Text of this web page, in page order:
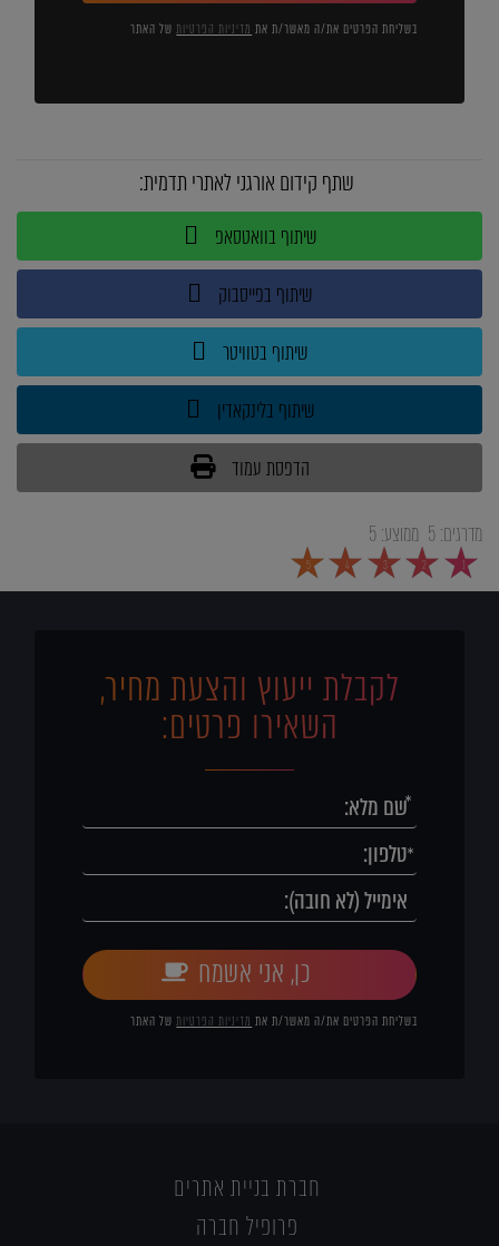
בשליחת הפרטים את/ה מאשר/ת את מדיניות הפרטיותשל האתר
שתף קידום אורגני לאתרי תדמית:
שיתוף בוואטסאפ
שיתוף בפייסבוק
שיתוף בטוויטר
שיתוף בלינקאדין
הדפסת עמוד
מדרגים:5 ממוצע:5
1
2
3
4
5
לקבלת ייעוץ והצעת מחיר,
השאירו פרטים:
כן, אני אשמח
בשליחת הפרטים את/ה מאשר/ת את מדיניות הפרטיותשל האתר
חברת בניית אתרים
פרופיל חברה